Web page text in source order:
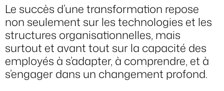
Le succès d’une transformation repose
non seulement sur les technologies et les
structures organisationnelles, mais
surtout et avant tout sur la capacité des
employés à s’adapter, à comprendre, et à
s’engager dans un changement profond.